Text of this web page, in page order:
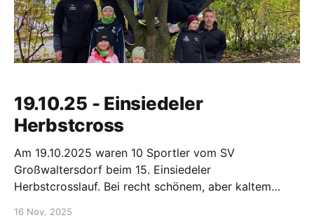
19.10.25 - Einsiedeler
Herbstcross
Am 19.10.2025 waren 10 Sportler vom SV
Großwaltersdorf beim 15. Einsiedeler
Herbstcrosslauf. Bei recht schönem, aber kaltem
16 Nov. 2025